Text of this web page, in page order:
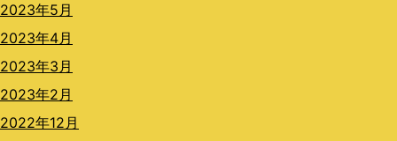
2023年5月
2023年4月
2023年3月
2023年2月
2022年12月